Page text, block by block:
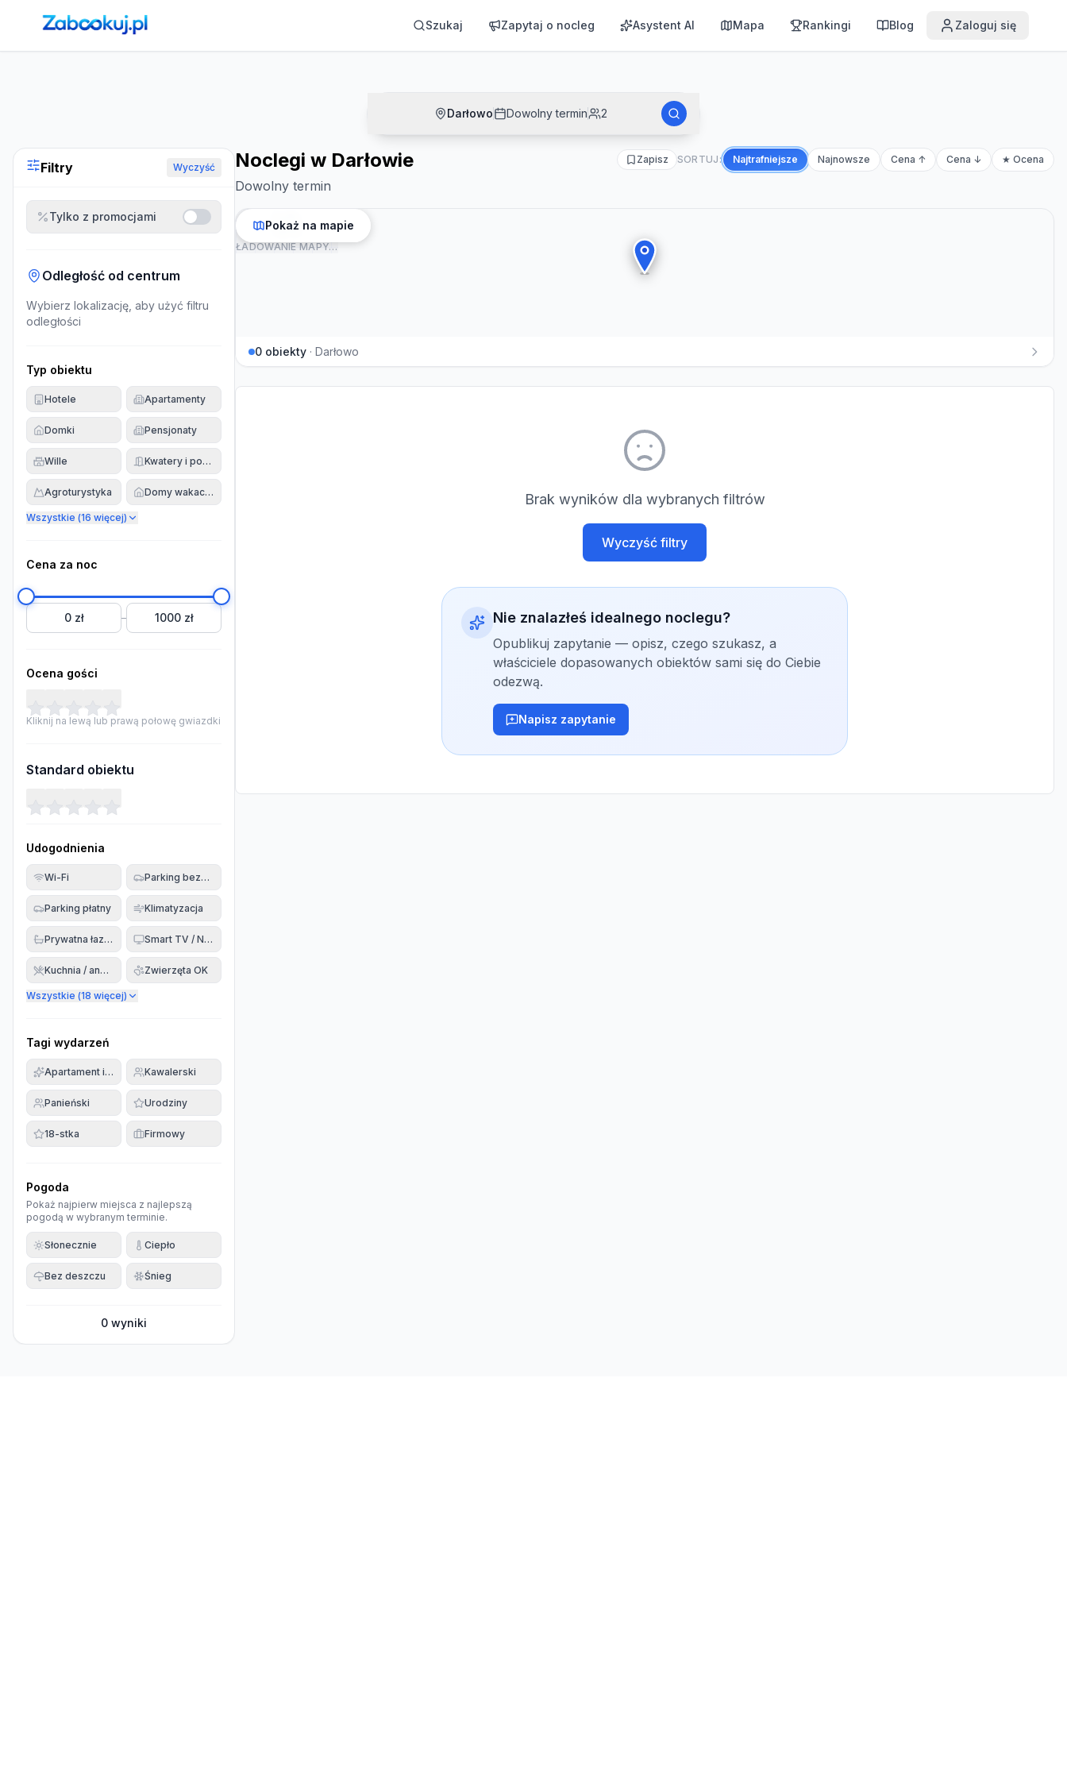
Strona główna ›Noclegi Szukaj Zapytaj o nocleg Asystent AI Mapa Rankingi Blog Zaloguj się
Darłowo Dowolny termin 2
Filtry Wyczyść
Tylko z promocjami
Odległość od centrum
Wybierz lokalizację, aby użyć filtru
odległości
Typ obiektu
Hotele Apartamenty
Domki Pensjonaty
Wille Kwatery i pokoje
Agroturystyka Domy wakacyjne
Wszystkie (16 więcej)
Cena za noc
0 zł – 1000 zł
Ocena gości
Kliknij na lewą lub prawą połowę gwiazdki
Standard obiektu
Udogodnienia
Wi-Fi Parking bezpłatny
Parking płatny Klimatyzacja
Prywatna łazienka Smart TV / Netflix
Kuchnia / aneks Zwierzęta OK
Wszystkie (18 więcej)
Tagi wydarzeń
Apartament imprezowyKawalerski
Panieński Urodziny
18-stka Firmowy
Pogoda
Pokaż najpierw miejsca z najlepszą
pogodą w wybranym terminie.
Słonecznie Ciepło
Bez deszczu Śnieg
0 wyniki
Noclegi w Darłowie
Dowolny termin
Zapisz SORTUJ: Najtrafniejsze Najnowsze Cena ↑ Cena ↓ ★ Ocena
ŁADOWANIE MAPY…
Pokaż na mapie
0 obiekty · Darłowo
Brak wyników dla wybranych filtrów
Wyczyść filtry
Nie znalazłeś idealnego noclegu?
Opublikuj zapytanie — opisz, czego szukasz, a
właściciele dopasowanych obiektów sami się do Ciebie
odezwą.
Napisz zapytanie